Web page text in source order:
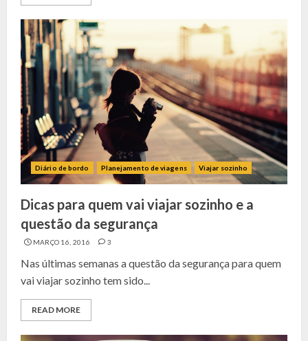
Diário de bordo Planejamento de viagens Viajar sozinho
Dicas para quem vai viajar sozinho e a
questão da segurança
MARÇO 16, 2016 3
Nas últimas semanas a questão da segurança para quem
vai viajar sozinho tem sido...
READ MORE